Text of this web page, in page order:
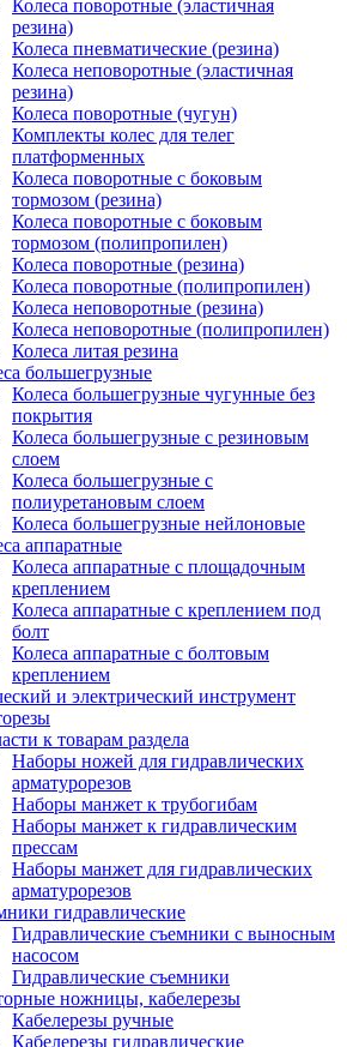
Колеса поворотные (эластичная
резина)
Колеса пневматические (резина)
Колеса неповоротные (эластичная
резина)
Колеса поворотные (чугун)
Комплекты колес для телег
платформенных
Колеса поворотные c боковым
тормозом (резина)
Колеса поворотные c боковым
тормозом (полипропилен)
Колеса поворотные (резина)
Колеса поворотные (полипропилен)
Колеса неповоротные (резина)
Колеса неповоротные (полипропилен)
Колеса литая резина
большегрузные
Колеса большегрузные чугунные без
покрытия
Колеса большегрузные с резиновым
слоем
Колеса большегрузные с
полиуретановым слоем
Колеса большегрузные нейлоновые
аппаратные
Колеса аппаратные с площадочным
креплением
Колеса аппаратные с креплением под
болт
Колеса аппаратные с болтовым
креплением
и электрический инструмент
к товарам раздела
Наборы ножей для гидравлических
арматурорезов
Наборы манжет к трубогибам
Наборы манжет к гидравлическим
прессам
Наборы манжет для гидравлических
арматурорезов
гидравлические
Гидравлические cъемники с выносным
насосом
Гидравлические съемники
ножницы, кабелерезы
Кабелерезы ручные
Кабелерезы гидравлические